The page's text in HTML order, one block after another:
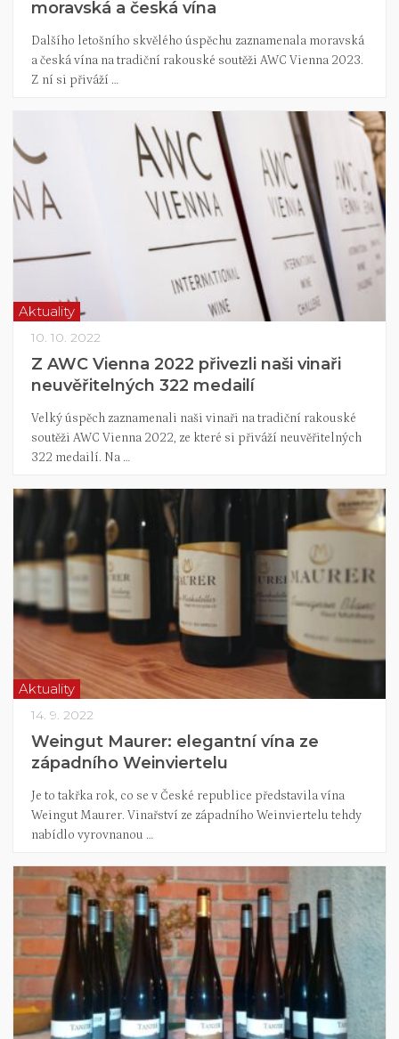
moravská a česká vína
Dalšího letošního skvělého úspěchu zaznamenala moravská
a česká vína na tradiční rakouské soutěži AWC Vienna 2023.
Z ní si přiváží …
Aktuality
10. 10. 2022
Z AWC Vienna 2022 přivezli naši vinaři
neuvěřitelných 322 medailí
Velký úspěch zaznamenali naši vinaři na tradiční rakouské
soutěži AWC Vienna 2022, ze které si přiváží neuvěřitelných
322 medailí. Na …
Aktuality
14. 9. 2022
Weingut Maurer: elegantní vína ze
západního Weinviertelu
Je to takřka rok, co se v České republice představila vína
Weingut Maurer. Vinařství ze západního Weinviertelu tehdy
nabídlo vyrovnanou …